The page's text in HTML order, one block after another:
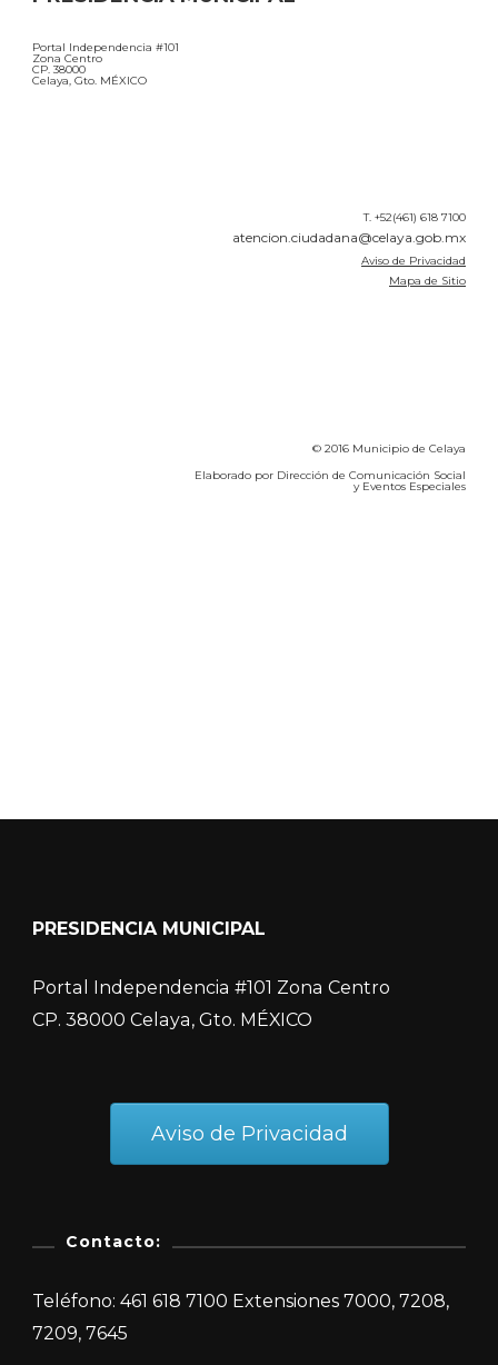
Portal Independencia #101
Zona Centro
CP. 38000
Celaya, Gto. MÉXICO
T. +52(461) 618 7100
atencion.ciudadana@celaya.gob.mx
Aviso de Privacidad
Mapa de Sitio
© 2016 Municipio de Celaya
Elaborado por Dirección de Comunicación Social
y Eventos Especiales
PRESIDENCIA MUNICIPAL
Portal Independencia #101 Zona Centro
CP. 38000 Celaya, Gto. MÉXICO
Aviso de Privacidad
Contacto:
Teléfono: 461 618 7100 Extensiones 7000, 7208,
7209, 7645